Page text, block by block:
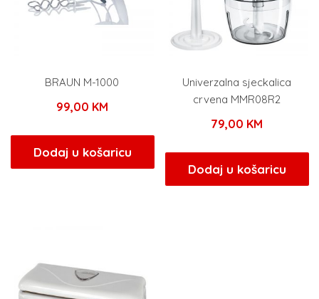
BRAUN M-1000
99,00 KM
Dodaj u košaricu
Univerzalna sjeckalica
crvena MMR08R2
79,00 KM
Dodaj u košaricu